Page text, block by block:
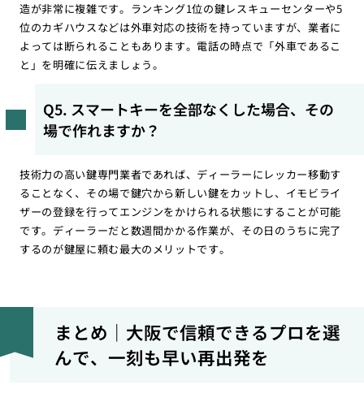
造が非常に複雑です。ランキング1位の鍵レスキューセンターや5
位のカギハウスなどは外車対応の技術を持っていますが、業者に
よっては断られることもあります。電話の時点で「外車であるこ
と」を明確に伝えましょう。
Q5. スマートキーを全部なくした場合、その
場で作れますか？
技術力の高い鍵専門業者であれば、ディーラーにレッカー移動す
ることなく、その場で鍵穴から新しい鍵をカットし、イモビライ
ザーの登録を行ってエンジンをかけられる状態にすることが可能
です。ディーラーだと数週間かかる作業が、その日のうちに完了
するのが鍵屋に頼む最大のメリットです。
まとめ｜大阪で信頼できるプロを選
んで、一刻も早い再出発を